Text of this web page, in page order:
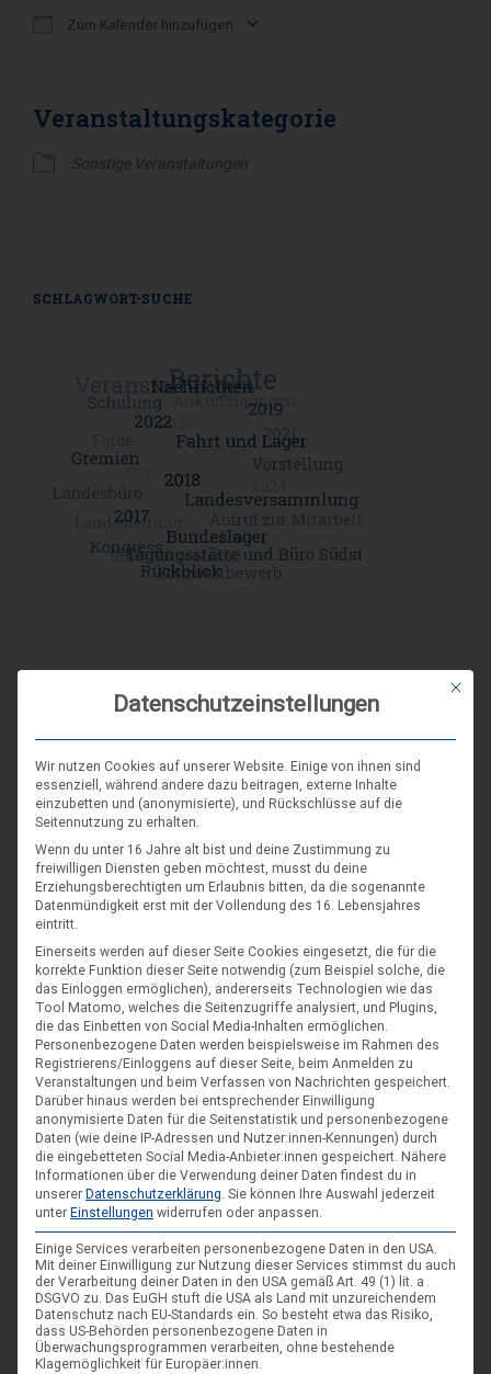
Zum Kalender hinzufügen
Veranstaltungskategorie
Sonstige Veranstaltungen
SCHLAGWORT-SUCHE
ARR|JEL Sommertreffen 2026
21. Aug. 26
Blankenburg (Harz)-Wienrode
Landes-NAP 2026
4. Sep. 26
04
Sep.
Spieleseminar - Werde zur Spielfigur“ -
Spiele im XXL-Format
4. Sep. 26
Suderburg
[alle Veranstaltungen]
AKTUELLE BEITRÄGE AUF INSTAGRAM
Mit
Datenschutzeinstellungen
Wir nutzen Cookies auf unserer Website. Einige von ihnen sind
essenziell, während andere dazu beitragen, externe Inhalte
einzubetten und (anonymisierte), und Rückschlüsse auf die
Seitennutzung zu erhalten.
Wenn du unter 16 Jahre alt bist und deine Zustimmung zu
freiwilligen Diensten geben möchtest, musst du deine
Erziehungsberechtigten um Erlaubnis bitten, da die sogenannte
Datenmündigkeit erst mit der Vollendung des 16. Lebensjahres
eintritt.
Einerseits werden auf dieser Seite Cookies eingesetzt, die für die
korrekte Funktion dieser Seite notwendig (zum Beispiel solche, die
das Einloggen ermöglichen), andererseits Technologien wie das
Tool Matomo, welches die Seitenzugriffe analysiert, und Plugins,
die das Einbetten von Social Media-Inhalten ermöglichen.
Personenbezogene Daten werden beispielsweise im Rahmen des
Registrierens/Einloggens auf dieser Seite, beim Anmelden zu
Veranstaltungen und beim Verfassen von Nachrichten gespeichert.
Darüber hinaus werden bei entsprechender Einwilligung
anonymisierte Daten für die Seitenstatistik und personenbezogene
Daten (wie deine IP-Adressen und Nutzer:innen-Kennungen) durch
die eingebetteten Social Media-Anbieter:innen gespeichert. Nähere
Informationen über die Verwendung deiner Daten findest du in
unserer Datenschutzerklärung. Sie können Ihre Auswahl jederzeit
unter Einstellungen widerrufen oder anpassen.
Einige Services verarbeiten personenbezogene Daten in den USA.
Mit deiner Einwilligung zur Nutzung dieser Services stimmst du auch
der Verarbeitung deiner Daten in den USA gemäß Art. 49 (1) lit. a
DSGVO zu. Das EuGH stuft die USA als Land mit unzureichendem
Datenschutz nach EU-Standards ein. So besteht etwa das Risiko,
dass US-Behörden personenbezogene Daten in
Überwachungsprogrammen verarbeiten, ohne bestehende
Klagemöglichkeit für Europäer:innen.